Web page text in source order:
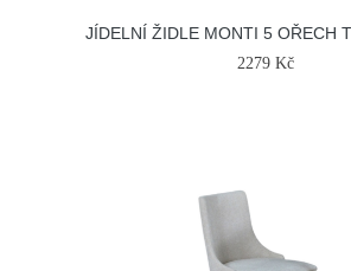
JÍDELNÍ ŽIDLE MONTI 5 OŘECH
2279 Kč